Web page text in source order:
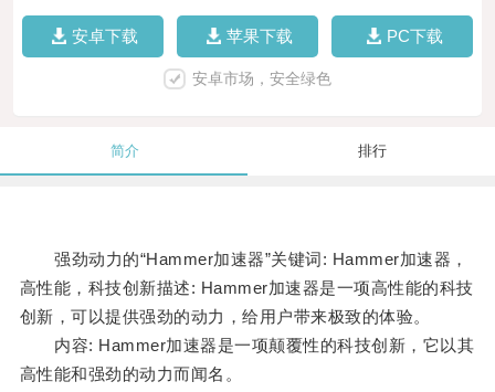
安卓下载 苹果下载 PC下载
安卓市场，安全绿色
简介 排行
强劲动力的“Hammer加速器”关键词: Hammer加速器，
高性能，科技创新描述: Hammer加速器是一项高性能的科技
创新，可以提供强劲的动力，给用户带来极致的体验。
内容: Hammer加速器是一项颠覆性的科技创新，它以其
高性能和强劲的动力而闻名。